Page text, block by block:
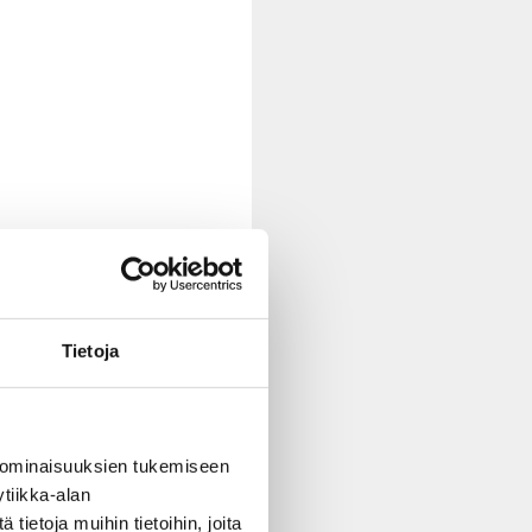
Tietoja
tukemiseen
alan
tietoja muihin tietoihin, joita